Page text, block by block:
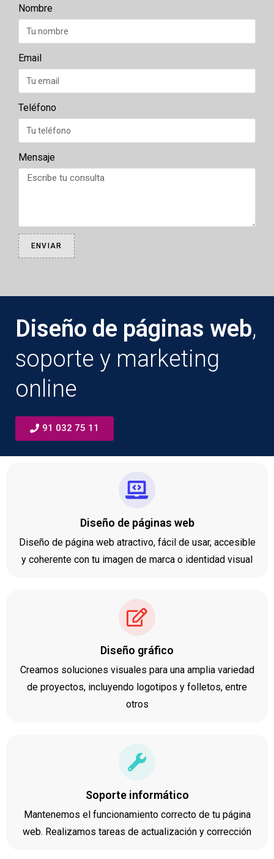
Nombre
Email
Teléfono
Mensaje
ENVIAR
Diseño de páginas web,
soporte y marketing
online
91 032 75 11
Diseño de páginas web
Diseño de página web atractivo, fácil de usar, accesible
y coherente con tu imagen de marca o identidad visual
Diseño gráfico
Creamos soluciones visuales para una amplia variedad
de proyectos, incluyendo logotipos y folletos, entre
otros
Soporte informático
Mantenemos el funcionamiento correcto de tu página
web. Realizamos tareas de actualización y corrección